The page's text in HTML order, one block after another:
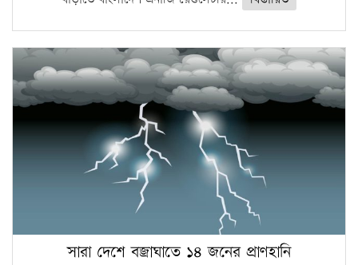
সারা দেশে বজ্রাঘাতে ১৪ জনের প্রাণহানি